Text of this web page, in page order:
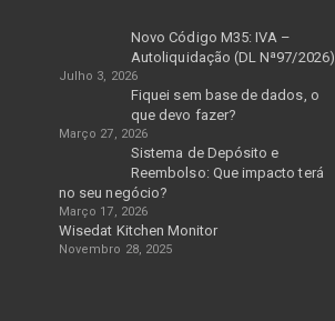
Novo Código M35: IVA –
Autoliquidação (DL Nª97/2026)
Julho 3, 2026
Fiquei sem base de dados, o
que devo fazer?
Março 27, 2026
Sistema de Depósito e
Reembolso: Que impacto terá
no seu negócio?
Março 17, 2026
Wisedat Kitchen Monitor
Novembro 28, 2025